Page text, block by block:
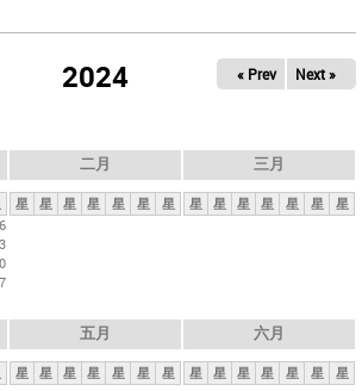
2024 « Prev Next »
6
二月
星 星 星 星 星 星 星
三月
星 星 星 星 星 星 星
五月
星 星 星 星 星 星 星
六月
星 星 星 星 星 星 星